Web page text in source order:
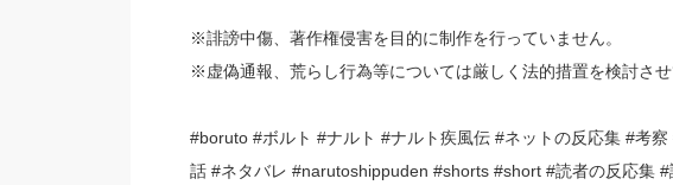
※誹謗中傷、著作権侵害を目的に制作を行っていません。
※虚偽通報、荒らし行為等については厳しく法的措置を検討させ
#boruto #ボルト #ナルト #ナルト疾風伝 #ネットの反応集 #考
話 #ネタバレ #narutoshippuden #shorts #short #読者の反応集 #